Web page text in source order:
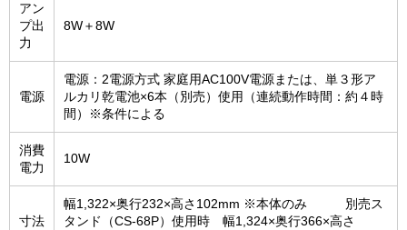
アン
プ出
力
8W＋8W
電源
電源：2電源方式 家庭用AC100V電源または、単３形ア
ルカリ乾電池×6本（別売）使用（連続動作時間：約４時
間）※条件による
消費
電力
10W
寸法
幅1,322×奥行232×高さ102mm ※本体のみ 別売ス
タンド（CS-68P）使用時 幅1,324×奥行366×高さ